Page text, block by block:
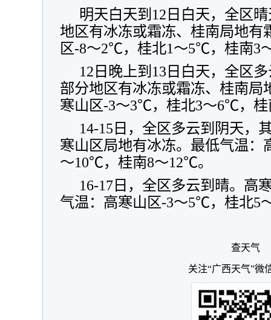
明天白天到12日白天，全区
地区有冰冻或霜冻、桂南局地有
区-8～2℃，桂北1～5℃，桂南3
12日晚上到13日白天，全区
部分地区有冰冻或霜冻、桂南局
寒山区-3～3℃，桂北3～6℃，
14-15日，全区多云到阴天，
寒山区局地有冰冻。最低气温
～10℃，桂南8～12℃。
16-17日，全区多云到晴。高
气温：高寒山区-3～5℃，桂北
查天气
关注“广西天气”微